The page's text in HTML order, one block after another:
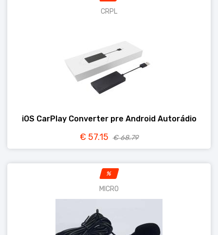
CRPL
iOS CarPlay Converter pre Android Autorádio
€ 57.15 € 68.79
%
MICRO